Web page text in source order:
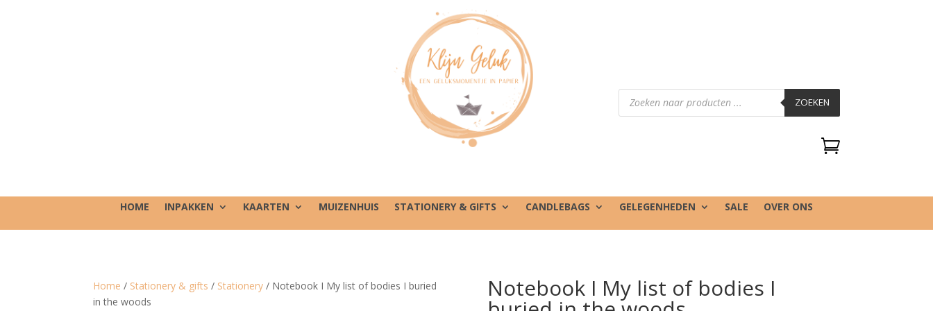
Producten
zoeken ZOEKEN

HOME INPAKKEN KAARTEN MUIZENHUIS STATIONERY & GIFTS CANDLEBAGS GELEGENHEDEN SALE OVER ONS
Home / Stationery & gifts / Stationery / Notebook I My list of bodies I buried
in the woods
Notebook I My list of bodies I